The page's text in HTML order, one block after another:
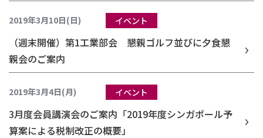
2019年3月10日(日) イベント
（週末開催）第1工業部会 懇親ゴルフ並びに夕食懇
親会のご案内
2019年3月4日(月) イベント
3月度会員講演会のご案内「2019年度シンガポール予
算案による税制改正の概要」